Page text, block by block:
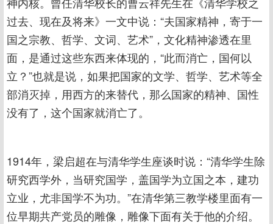
过去、现在及将来》一文中说：“夫国家精神，寄于一
国之宗教、哲学、文词、艺术”，文化精神渗透在里
面，是通过这些东西来体现的，“此而消亡，国何以
立？”也就是说，如果把国家的文学、哲学、艺术等全
部消灭掉，用西方的来替代，那么国家的精神、国性
没有了，这个国家就消亡了。
1914年，梁启超在与清华学生座谈时说：“清华学生除
研究西学外，当研究国学，盖国学为立国之本，建功
立业，尤非国学不为功。”在清华第三教学楼里面有一
位早期共产党员的雕像，雕像下面有关于他的介绍。